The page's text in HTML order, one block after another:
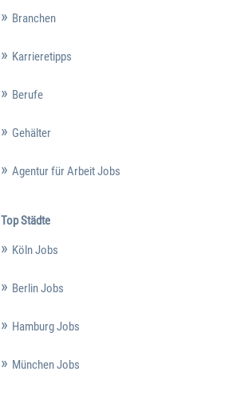
Branchen
Karrieretipps
Berufe
Gehälter
Agentur für Arbeit Jobs
Top Städte
Köln Jobs
Berlin Jobs
Hamburg Jobs
München Jobs